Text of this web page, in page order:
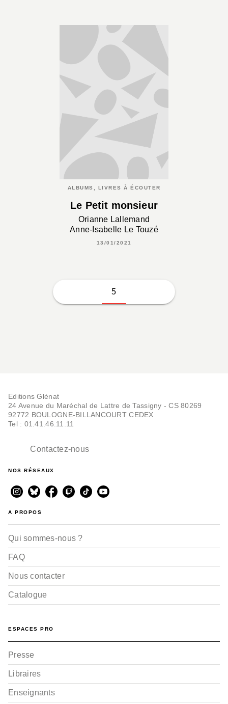
ALBUMS, LIVRES À ÉCOUTER
Le Petit monsieur
Orianne Lallemand
Anne-Isabelle Le Touzé
13/01/2021
5
Editions Glénat
24 Avenue du Maréchal de Lattre de Tassigny - CS 80269
92772 BOULOGNE-BILLANCOURT CEDEX
Tel : 01.41.46.11.11
Contactez-nous
NOS RÉSEAUX
A PROPOS
Qui sommes-nous ?
FAQ
Nous contacter
Catalogue
ESPACES PRO
Presse
Libraires
Enseignants